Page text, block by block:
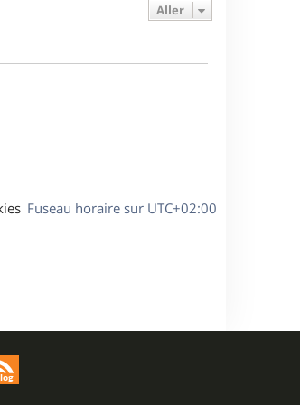
Aller
Fuseau horaire sur UTC+02:00